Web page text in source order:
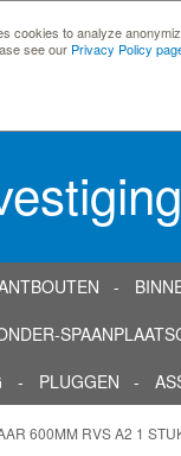
cookies to analyze
see our Privacy Policy
PLUGGEN
600MM RVS A2 1